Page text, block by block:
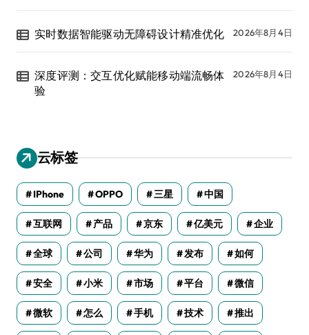
实时数据智能驱动无障碍设计精准优化 2026年8月4日
深度评测：交互优化赋能移动端流畅体
验
2026年8月4日
云标签
IPhone OPPO 三星 中国
互联网 产品 京东 亿美元 企业
全球 公司 华为 发布 如何
安全 小米 市场 平台 微信
微软 怎么 手机 技术 推出